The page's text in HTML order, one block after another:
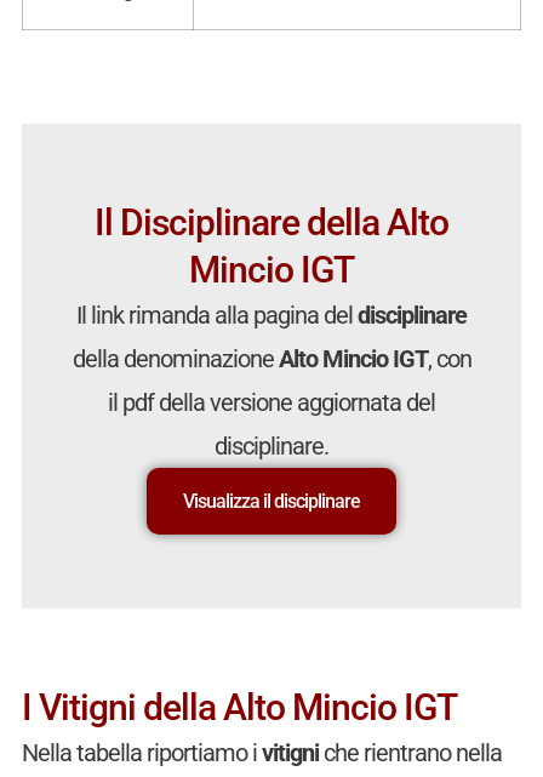
Il Disciplinare della Alto
Mincio IGT
Il link rimanda alla pagina deldisciplinare
della denominazioneAlto Mincio IGT, con
il pdf della versione aggiornata del
disciplinare.
Visualizza il disciplinare
I Vitigni della Alto Mincio IGT
Nella tabella riportiamo ivitigniche rientrano nella